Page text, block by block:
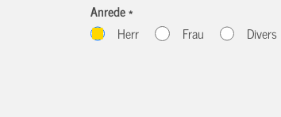
Anrede *
Herr
Frau Divers